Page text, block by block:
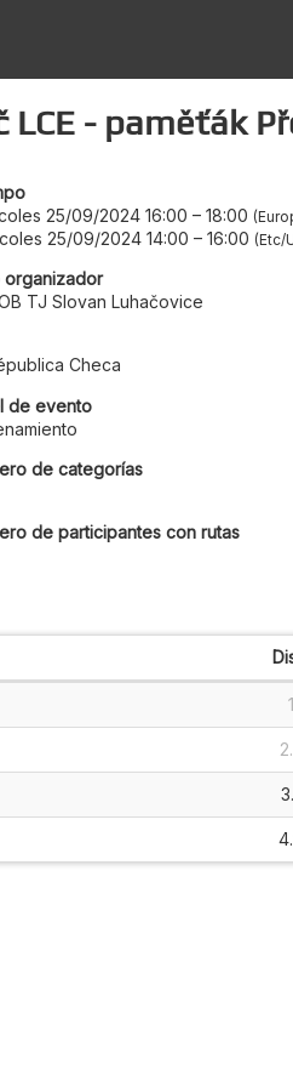
- paměťák
25/09/2024 16:00 – 18:00
25/09/2024 14:00 – 16:00 Etc/
organizador
TJ Slovan Luhačovice
Checa
de evento
de categorías
de participantes con rutas